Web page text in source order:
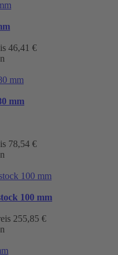
46,41 €
mm
78,54 €
100 mm
255,85 €